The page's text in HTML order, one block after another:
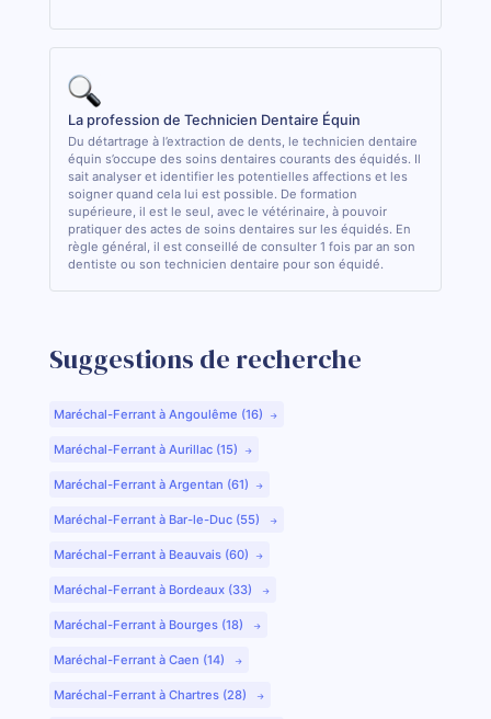
La profession de Technicien Dentaire Équin
Du détartrage à l’extraction de dents, le technicien dentaire
équin s’occupe des soins dentaires courants des équidés. Il
sait analyser et identifier les potentielles affections et les
soigner quand cela lui est possible. De formation
supérieure, il est le seul, avec le vétérinaire, à pouvoir
pratiquer des actes de soins dentaires sur les équidés. En
règle général, il est conseillé de consulter 1 fois par an son
dentiste ou son technicien dentaire pour son équidé.
Suggestions de recherche
Maréchal-Ferrant à Angoulême (16)
Maréchal-Ferrant à Aurillac (15)
Maréchal-Ferrant à Argentan (61)
Maréchal-Ferrant à Bar-le-Duc (55)
Maréchal-Ferrant à Beauvais (60)
Maréchal-Ferrant à Bordeaux (33)
Maréchal-Ferrant à Bourges (18)
Maréchal-Ferrant à Caen (14)
Maréchal-Ferrant à Chartres (28)